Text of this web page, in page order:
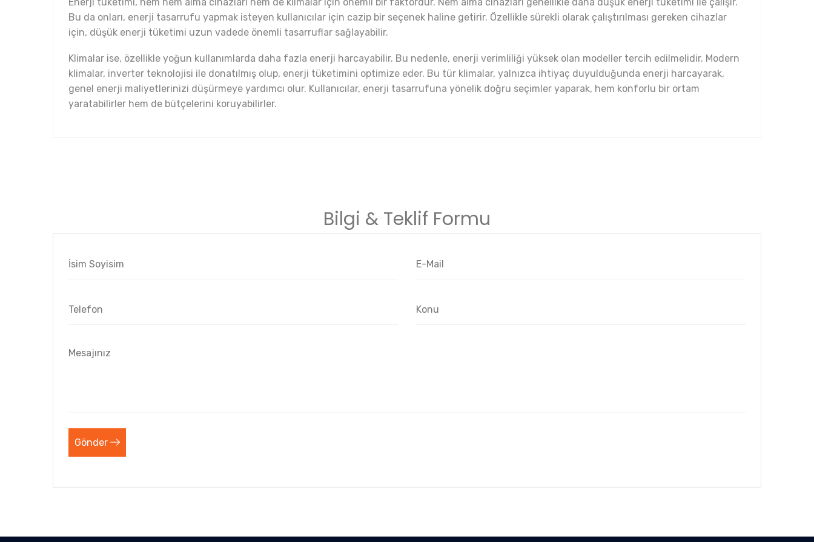
Bu da onları, enerji tasarrufu yapmak isteyen kullanıcılar için cazip bir seçenek haline getirir. Özellikle sürekli olarak çalıştırılması gereken cihazlar
için, düşük enerji tüketimi uzun vadede önemli tasarruflar sağlayabilir.
Klimalar ise, özellikle yoğun kullanımlarda daha fazla enerji harcayabilir. Bu nedenle, enerji verimliliği yüksek olan modeller tercih edilmelidir. Modern
klimalar, inverter teknolojisi ile donatılmış olup, enerji tüketimini optimize eder. Bu tür klimalar, yalnızca ihtiyaç duyulduğunda enerji harcayarak,
genel enerji maliyetlerinizi düşürmeye yardımcı olur. Kullanıcılar, enerji tasarrufuna yönelik doğru seçimler yaparak, hem konforlu bir ortam
yaratabilirler hem de bütçelerini koruyabilirler.
Bilgi & Teklif Formu
Gönder